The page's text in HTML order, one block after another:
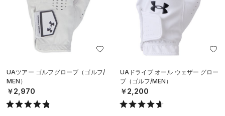
UAツアー ゴルフグローブ（ゴルフ/
MEN）
￥2,970
UAドライブ オール ウェザー グロー
ブ（ゴルフ/MEN）
￥2,200